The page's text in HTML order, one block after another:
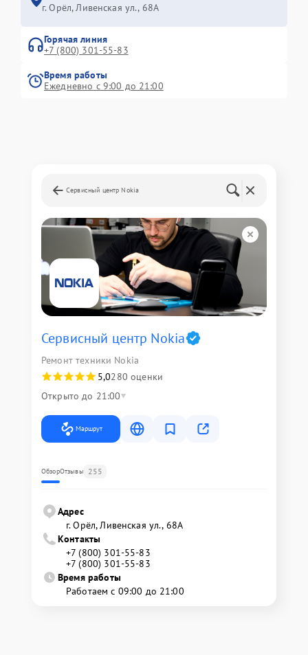
г. Орёл, Ливенская ул., 68А
Горячая линия
+7 (800) 301-55-83
Время работы
Ежедневно с 9:00 до 21:00
Сервисный центр Nokia
Сервисный центр Nokia
Ремонт техники Nokia
5,0280 оценки
Открыто до 21:00
Маршрут
ОбзорОтзывы 255
Адрес
г. Орёл, Ливенская ул., 68А
Контакты
+7 (800) 301-55-83
+7 (800) 301-55-83
Время работы
Работаем с 09:00 до 21:00